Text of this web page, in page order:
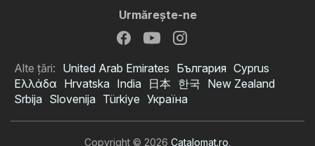
Urmăreşte-ne
Alte țări: United Arab Emirates България Cyprus
Ελλάδα Hrvatska India 日本 한국 New Zealand
Srbija Slovenija Türkiye Україна
Copyright © 2026 Catalomat.ro.